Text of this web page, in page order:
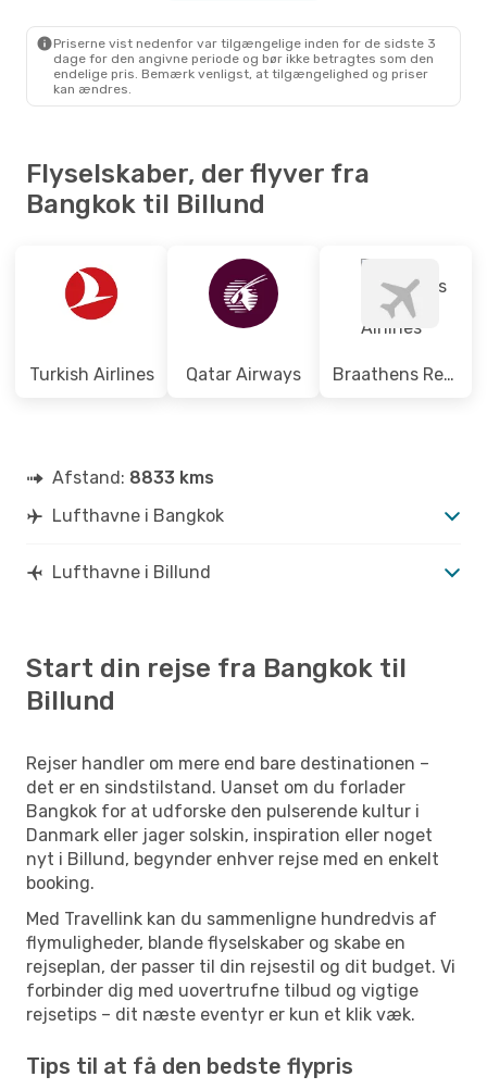
3 Mellemlandinger
2 Mellemlandinger
BLL- BKK
Priserne vist nedenfor var tilgængelige inden for de sidste 3
dage for den angivne periode og bør ikke betragtes som den
endelige pris. Bemærk venligst, at tilgængelighed og priser
kan ændres.
Flyselskaber, der flyver fra
Bangkok til Billund
Turkish Airlines Qatar Airways Braathens Regional Airlines
Afstand: 8833 kms
Lufthavne i Bangkok
Lufthavne i Billund
Start din rejse fra Bangkok til
Billund
Rejser handler om mere end bare destinationen –
det er en sindstilstand. Uanset om du forlader
Bangkok for at udforske den pulserende kultur i
Danmark eller jager solskin, inspiration eller noget
nyt i Billund, begynder enhver rejse med en enkelt
booking.
Med Travellink kan du sammenligne hundredvis af
flymuligheder, blande flyselskaber og skabe en
rejseplan, der passer til din rejsestil og dit budget. Vi
forbinder dig med uovertrufne tilbud og vigtige
rejsetips – dit næste eventyr er kun et klik væk.
Tips til at få den bedste flypris